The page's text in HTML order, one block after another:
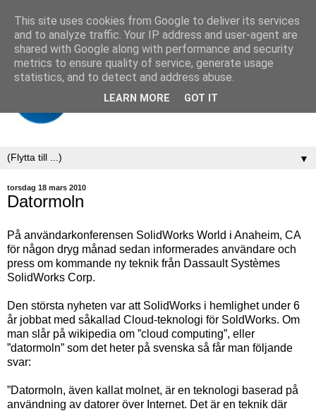
▼
torsdag 18 mars 2010
Datormoln
På användarkonferensen SolidWorks World i Anaheim, CA
för någon dryg månad sedan informerades användare och
press om kommande ny teknik från Dassault Systèmes
SolidWorks Corp.
Den största nyheten var att SolidWorks i hemlighet under 6
år jobbat med såkallad Cloud-teknologi för SoldWorks. Om
man slår på wikipedia om ”cloud computing”, eller
”datormoln” som det heter på svenska så får man följande
svar:
”Datormoln, även kallat molnet, är en teknologi baserad på
användning av datorer över Internet. Det är en teknik där
This site uses cookies from Google to deliver its services
and to analyze traffic. Your IP address and user-agent are
shared with Google along with performance and security
metrics to ensure quality of service, generate usage
statistics, and to detect and address abuse.
LEARN MORE GOT IT